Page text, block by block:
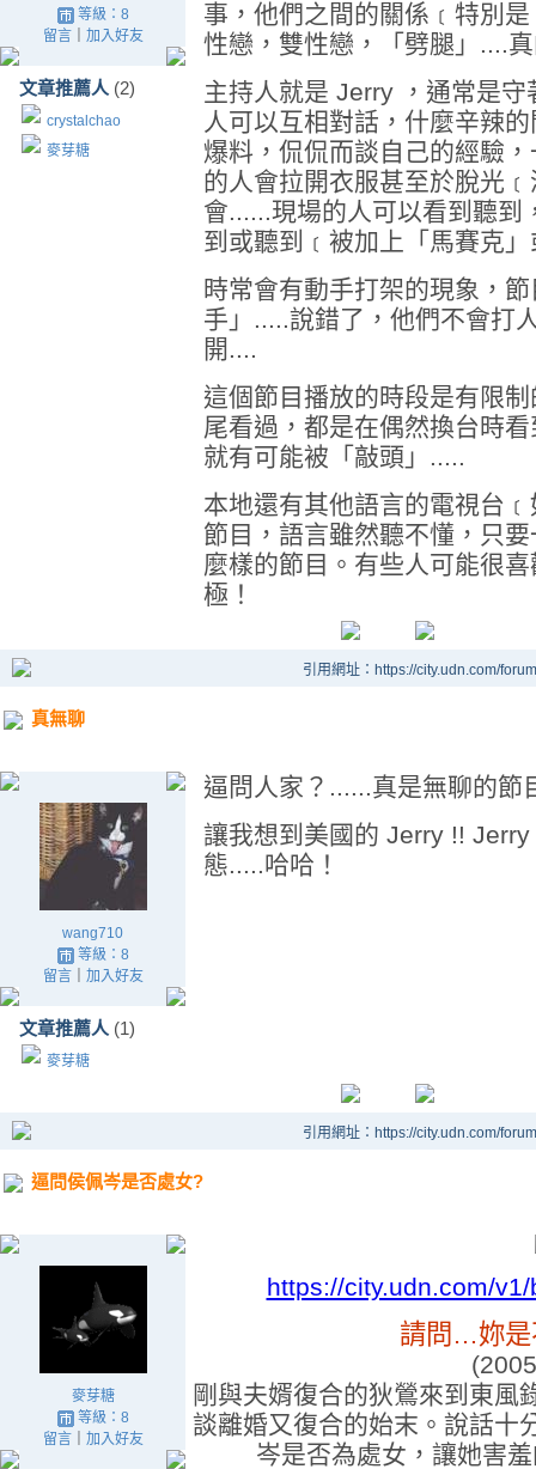
等級：8
留言｜ 加入好友
文章推薦人 (2)
crystalchao
麥芽糖
事，他們之間的關係﹝特別
性戀，雙性戀，「劈腿」....
主持人就是 Jerry ，通常是
人可以互相對話，什麼辛辣
爆料，侃侃而談自己的經驗
的人會拉開衣服甚至於脫光
會......現場的人可以看到聽到
到或聽到﹝被加上「馬賽克
時常會有動手打架的現象，
手」.....說錯了，他們不會打
開....
這個節目播放的時段是有限
尾看過，都是在偶然換台時
就有可能被「敲頭」.....
本地還有其他語言的電視台
節目，語言雖然聽不懂，只
麼樣的節目。有些人可能很
極！
引用網址：https://city.udn.com/
真無聊
wang710
等級：8
留言｜ 加入好友
文章推薦人 (1)
麥芽糖
逼問人家？......真是無聊的節
讓我想到美國的 Jerry !!
態.....哈哈！
引用網址：https://city.udn.com/
逼問侯佩岑是否處女?
麥芽糖
等級：8
留言｜ 加入好友
https://city.udn.com/
請問…妳
剛與夫婿復合的狄鶯來到東風
談離婚又復合的始末。說話十
岑是否為處女，讓她害